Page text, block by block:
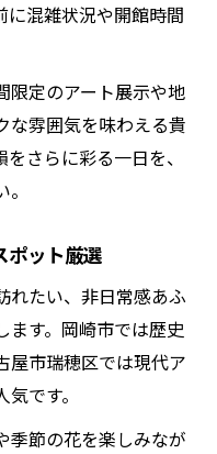
に混雑状況や開館時間
限定のアート展示や地
な雰囲気を味わえる貴
さらに彩る一日を、
ポット厳選
れたい、非日常感あふ
ます。岡崎市では歴史
屋市瑞穂区では現代ア
です。
季節の花を楽しみなが